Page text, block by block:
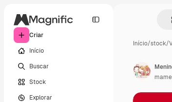
Criar
Início
Buscar
Stock
Explorar
Início/stock/